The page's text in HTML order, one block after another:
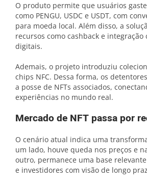
O produto permite que usuários
como PENGU, USDC e USDT, com
para moeda local. Além disso, a
recursos como cashback e integração
digitais.
Ademais, o projeto introduziu
chips NFC. Dessa forma, os
a posse de NFTs associados,
experiências no mundo real.
Mercado de NFT passa por
O cenário atual indica uma
um lado, houve queda nos preços e
outro, permanece uma base
e investidores com visão de longo